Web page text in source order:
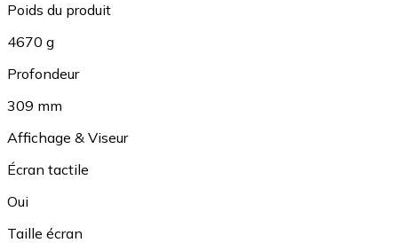
Poids du produit
4670 g
Profondeur
309 mm
Affichage & Viseur
Écran tactile
Oui
Taille écran